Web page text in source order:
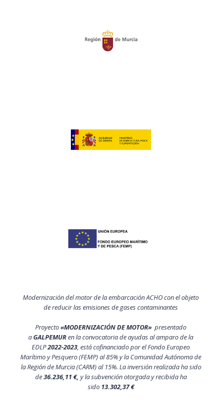
Modernización del motor de la embarcación ACHO con el objeto
de reducir las emisiones de gases contaminantes
Proyecto«MODERNIZACIÓN DE MOTOR» presentado
aGALPEMURen la convocatoria de ayudas al amparo de la
EDLP2022-2023, está cofinanciado por el Fondo Europeo
Marítimo y Pesquero (FEMP) al 85% y la Comunidad Autónoma de
la Región de Murcia (CARM) al 15%. La inversión realizada ha sido
de36.236,11 €, y la subvención otorgada y recibida ha
sido 13.302,37 €